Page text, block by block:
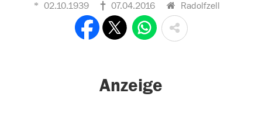
02.10.1939 07.04.2016 Radolfzell
Anzeige